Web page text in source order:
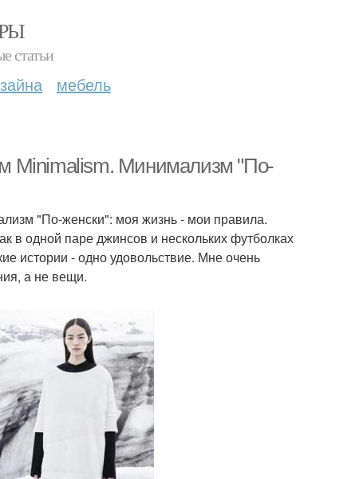
статьи
мебель
Minimalism. Минимализм "По-
"По-женски": моя жизнь - мои правила.
в одной паре джинсов и нескольких футболках
истории - одно удовольствие. Мне очень
а не вещи.